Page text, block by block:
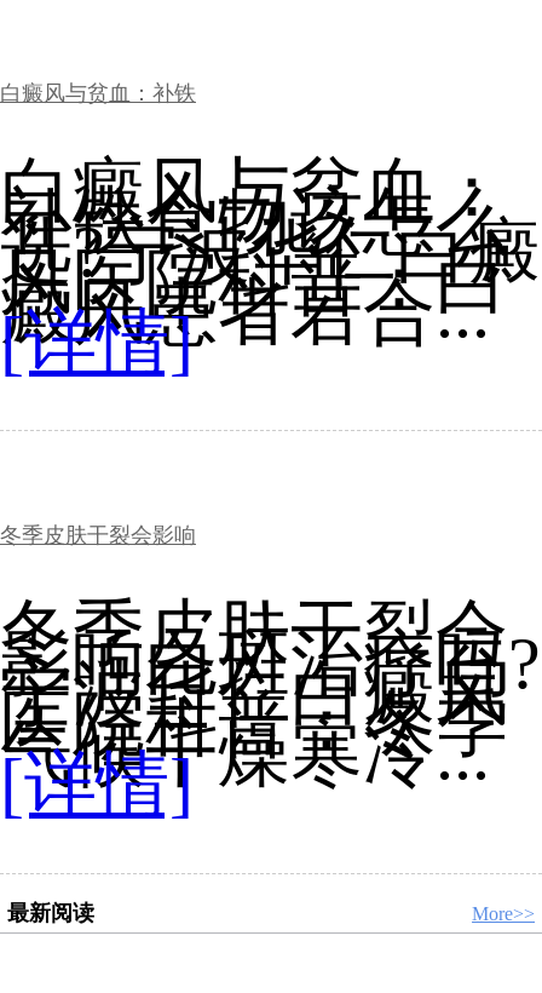
白癜风与贫血：补铁
白癜风与贫血：
补铁食物该怎么
选?宁波华仁白癜
风医院科普：白
癜风患者若合...
[详情]
冬季皮肤干裂会影响
冬季皮肤干裂会
影响白斑治疗吗?
宁波华仁白癜风
医院科普：冬季
气候干燥寒冷...
[详情]
最新阅读 More>>